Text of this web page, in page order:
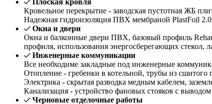
Плоская кровля
Кровельное перекрытие - заводская пустотная ЖБ
Надежная гидроизоляция ПВХ мембраной PlastFoil
Окна и двери
Окна и балконные двери ПВХ, базовый профиль
профиля, использования энергосберегающих
Инженерные коммуникации
Все необходиме закладные под инженерные
Отопление - гребенки в котельной, трубы из
Электрика - скрытая разводка медным кабелем,
Канализация - устройство фановых стояков с
Черновые отделочные работы